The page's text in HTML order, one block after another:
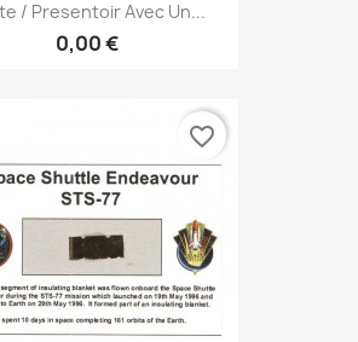
/ Presentoir Avec Un...
0,00 €
favorite_border